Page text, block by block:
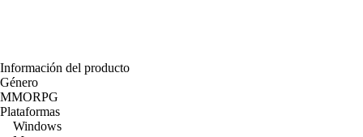
Información del producto
Género
MMORPG
Plataformas
Windows